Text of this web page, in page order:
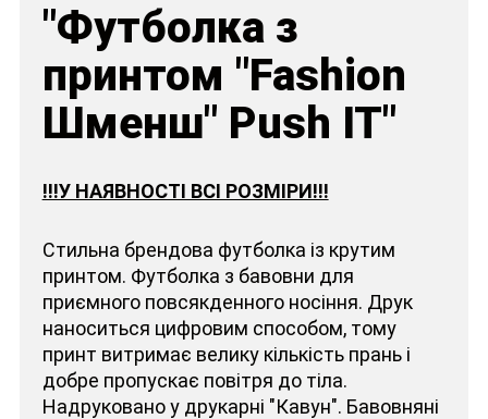
"Футболка з
принтом "Fashion
Шменш" Push IT"
!!!У НАЯВНОСТІ ВСІ РОЗМІРИ!!!
Стильна брендова футболка із крутим
принтом. Футболка з бавовни для
приємного повсякденного носіння. Друк
наноситься цифровим способом, тому
принт витримає велику кількість прань і
добре пропускає повітря до тіла.
Надруковано у друкарні "Кавун". Бавовняні